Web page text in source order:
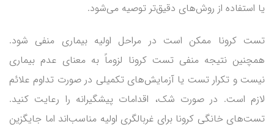
یا استفاده از روش‌های دقیق‌تر توصیه می‌شود.
تست کرونا ممکن است در مراحل اولیه بیماری منفی شود.
همچنین نتیجه منفی تست کرونا لزوماً به معنای عدم بیماری
نیست و تکرار تست یا آزمایش‌های تکمیلی در صورت تداوم علائم
لازم است. در صورت شک، اقدامات پیشگیرانه را رعایت کنید.
تست‌های خانگی کرونا برای غربالگری اولیه مناسب‌اند اما جایگزین